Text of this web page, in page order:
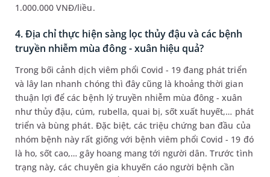
1.000.000 VNĐ/liều.
4. Địa chỉ thực hiện sàng lọc thủy đậu và các bệnh
truyền nhiễm mùa đông - xuân hiệu quả?
Trong bối cảnh dịch viêm phổi Covid - 19 đang phát triển
và lây lan nhanh chóng thì đây cũng là khoảng thời gian
thuận lợi để các bệnh lý truyền nhiễm mùa đông - xuân
như thủy đậu, cúm, rubella, quai bị, sốt xuất huyết,… phát
triển và bùng phát. Đặc biệt, các triệu chứng ban đầu của
nhóm bệnh này rất giống với bệnh viêm phổi Covid - 19 đó
là ho, sốt cao,… gây hoang mang tới người dân. Trước tình
trạng này, các chuyên gia khuyến cáo người bệnh cần